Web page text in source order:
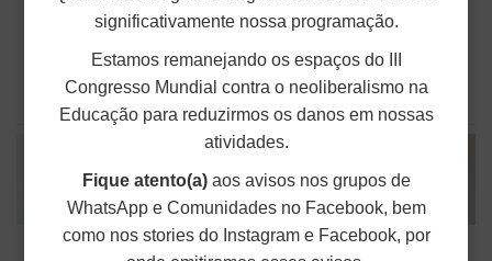
(23), na sede do ANDES-SN, em Brasília (DF),
representantes das entidades que compõem a
Coordenação Nacional das Entidades em Defesa
da Educação Pública (Conedep)...
Publicado em: 27 de Julho de 2026
Anuário da Segurança Pública aponta
significativamente nossa programação.
Estamos remanejando os espaços do III
Congresso Mundial contra o neoliberalismo na
Educação para reduzirmos os danos em nossas
atividades.
Fique atento(a)aos avisos nos grupos de
WhatsApp e Comunidades no Facebook, bem
como nos stories do Instagram e Facebook, por